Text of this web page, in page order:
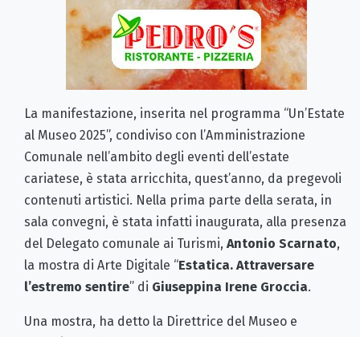
La manifestazione, inserita nel programma “Un’Estate
al Museo 2025”, condiviso con l’Amministrazione
Comunale nell’ambito degli eventi dell’estate
cariatese, è stata arricchita, quest’anno, da pregevoli
contenuti artistici. Nella prima parte della serata, in
sala convegni, è stata infatti inaugurata, alla presenza
del Delegato comunale ai Turismi, Antonio Scarnato,
la mostra di Arte Digitale “Estatica. Attraversare
l’estremo sentire” di Giuseppina Irene Groccia.
Una mostra, ha detto la Direttrice del Museo e